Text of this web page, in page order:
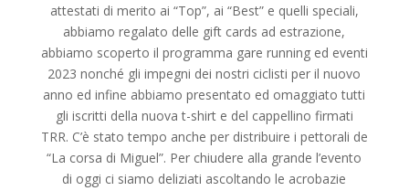
attestati di merito ai “Top”, ai “Best” e quelli speciali,
abbiamo regalato delle gift cards ad estrazione,
abbiamo scoperto il programma gare running ed eventi
2023 nonché gli impegni dei nostri ciclisti per il nuovo
anno ed infine abbiamo presentato ed omaggiato tutti
gli iscritti della nuova t-shirt e del cappellino firmati
TRR. C’è stato tempo anche per distribuire i pettorali de
“La corsa di Miguel”. Per chiudere alla grande l’evento
di oggi ci siamo deliziati ascoltando le acrobazie